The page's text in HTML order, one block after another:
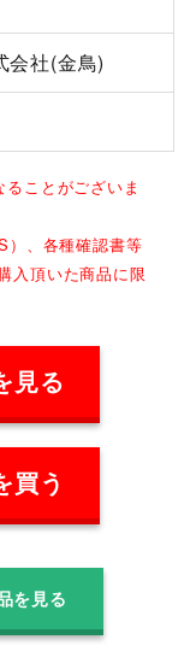
会社(金鳥)
ことがございま
）、各種確認書等
入頂いた商品に限
見る
買う
を見る